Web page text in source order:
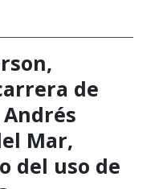
de
Mar,
del uso de